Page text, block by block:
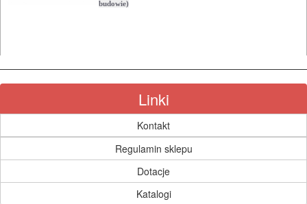
PILARKI-
MYJKI
CIŚNIENIOWE
budowie)
Linki
Kontakt
Regulamin sklepu
Dotacje
Katalogi